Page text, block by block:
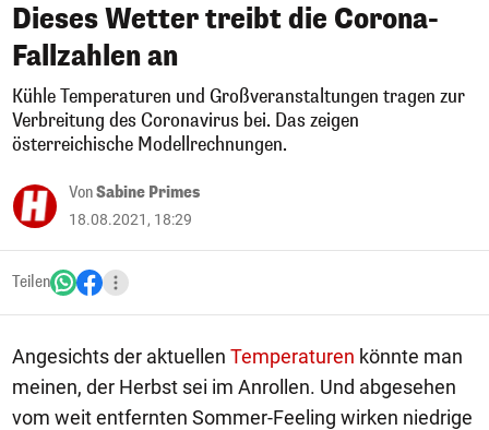
Dieses Wetter treibt die Corona-
Fallzahlen an
Kühle Temperaturen und Großveranstaltungen tragen zur
Verbreitung des Coronavirus bei. Das zeigen
österreichische Modellrechnungen.
VonSabine Primes
18.08.2021, 18:29
Teilen
Angesichts der aktuellen Temperaturen könnte man
meinen, der Herbst sei im Anrollen. Und abgesehen
vom weit entfernten Sommer-Feeling wirken niedrige